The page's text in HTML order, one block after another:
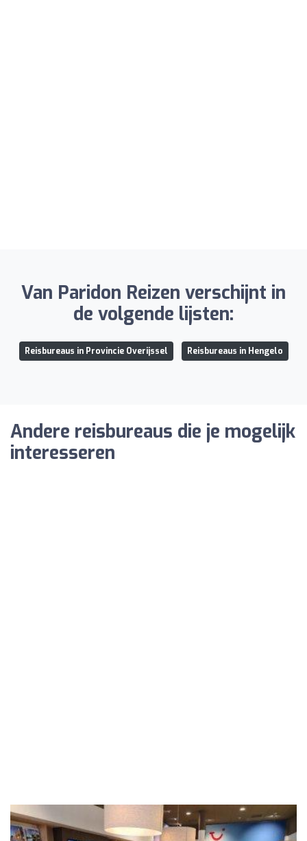
Van Paridon Reizen verschijnt in
de volgende lijsten:
Reisbureaus in Provincie Overijssel Reisbureaus in Hengelo
Andere reisbureaus die je mogelijk
interesseren